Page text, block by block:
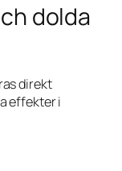
dolda
direkt
effekter i